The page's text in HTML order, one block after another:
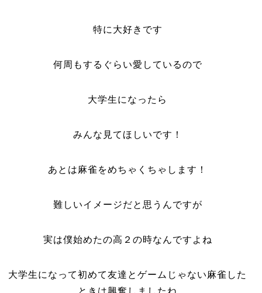
特に大好きです
何周もするぐらい愛しているので
大学生になったら
みんな見てほしいです！
あとは麻雀をめちゃくちゃします！
難しいイメージだと思うんですが
実は僕始めたの高２の時なんですよね
大学生になって初めて友達とゲームじゃない麻雀した
ときは興奮しましたね